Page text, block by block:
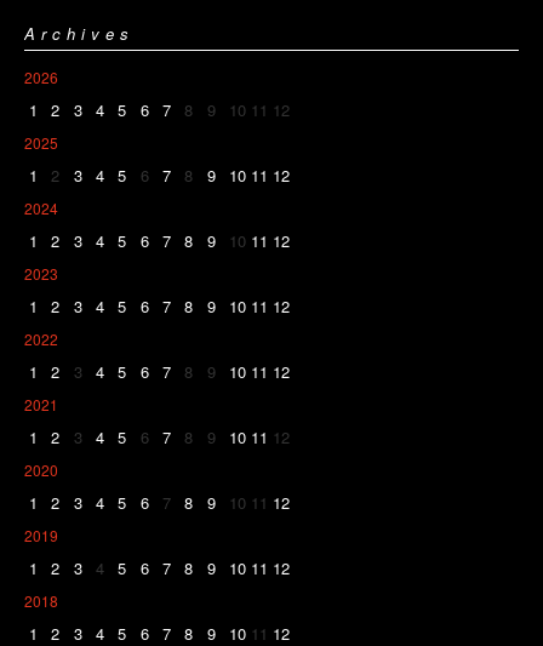
Archives
2026
1 2 3 4 5 6 7 8 9 10 11 12
2025
1 2 3 4 5 6 7 8 9 10 11 12
2024
1 2 3 4 5 6 7 8 9 10 11 12
2023
1 2 3 4 5 6 7 8 9 10 11 12
2022
1 2 3 4 5 6 7 8 9 10 11 12
2021
1 2 3 4 5 6 7 8 9 10 11 12
2020
1 2 3 4 5 6 7 8 9 10 11 12
2019
1 2 3 4 5 6 7 8 9 10 11 12
2018
1 2 3 4 5 6 7 8 9 10 11 12